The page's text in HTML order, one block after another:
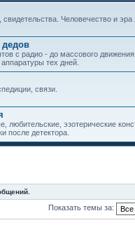
Человечество и эра
дедов
с радио - до массового
тех дней.
связи.
любительские, эзотерические
после детектора.
Показать темы за: